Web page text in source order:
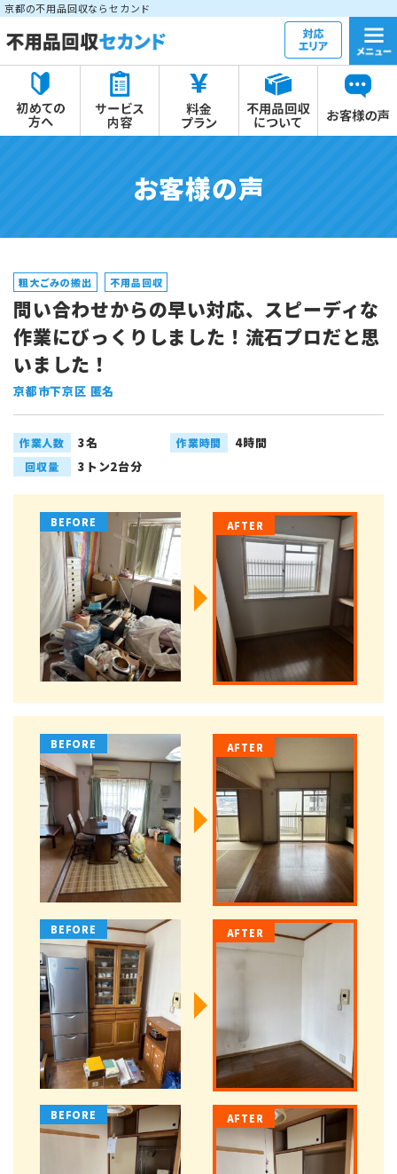
京都の不用品回収ならセカンド
お客様の声
粗大ごみの搬出 不用品回収
問い合わせからの早い対応、スピーディな
作業にびっくりしました！流石プロだと思
いました！
京都市下京区 匿名
作業人数 3名 作業時間 4時間
回収量 3トン2台分